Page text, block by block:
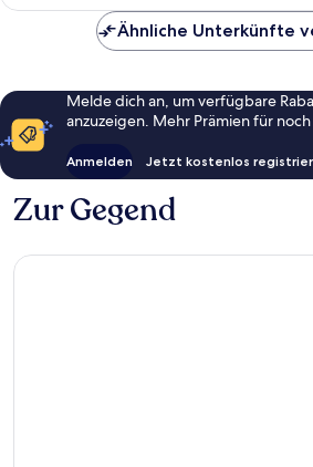
Bewertungen
Ähnliche Unterkünfte
Melde dich an, um verfügbare
anzuzeigen. Mehr Prämien für
Anmelden Jetzt kostenlos
Zur Gegend